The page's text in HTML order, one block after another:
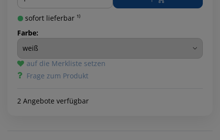
sofort lieferbar ¹⁾
Farbe:
auf die Merkliste setzen
Frage zum Produkt
2 Angebote verfügbar